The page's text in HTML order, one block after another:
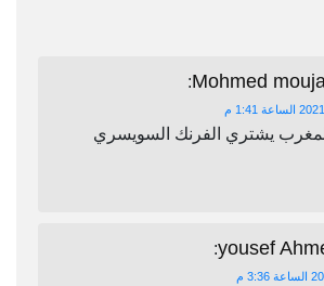
Mohmed
:
يشتري الفرنك السويسري
yousef
: